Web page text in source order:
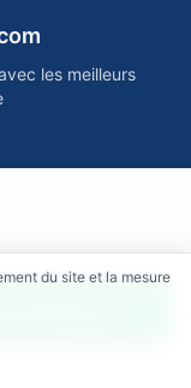
du site et la mesure
les meilleurs